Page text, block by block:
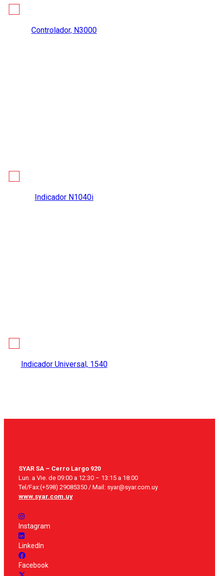
Controlador, N3000
Indicador N1040i
Indicador Universal, 1540
SYAR SA – Cerro Largo 920
Lun. a Vie. de 09:00 a 12:30 – 13:15 a 18:00
Tel/Fax:(+598) 29085350 / Mail: syar@syar.com.uy
www.syar.com.uy
Instagram
LinkedIn
Facebook